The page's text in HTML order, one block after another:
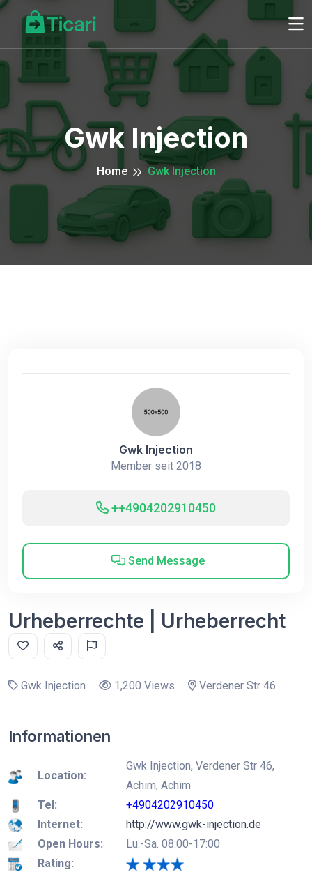
Gwk Injection
Home Gwk Injection
Gwk Injection
Member seit 2018
++4904202910450
Send Message
Urheberrechte | Urheberrecht
Gwk Injection 1,200 Views Verdener Str 46
Informationen
Location:
Gwk Injection, Verdener Str 46,
Achim, Achim
Tel:
+4904202910450
Internet:
http://www.gwk-injection.de
Open Hours:
Lu.-Sa. 08:00-17:00
Rating: